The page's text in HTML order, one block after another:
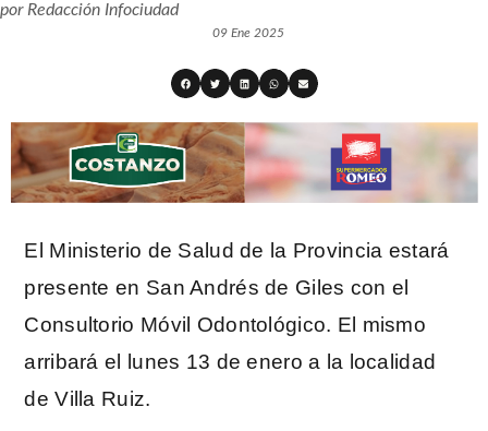
porRedacción Infociudad
09 Ene 2025
El Ministerio de Salud de la Provincia estará
presente en San Andrés de Giles con el
Consultorio Móvil Odontológico. El mismo
arribará el lunes 13 de enero a la localidad
de Villa Ruiz.